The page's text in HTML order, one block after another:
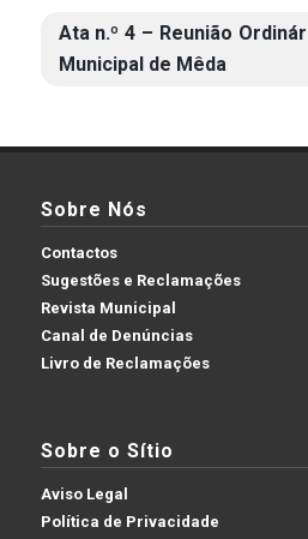
Ata n.º 4 – Reunião
Municipal de Mêda
Sobre Nós
Contactos
Sugestões e Reclamações
Revista Municipal
Canal de Denúncias
Livro de Reclamações
Sobre o Sítio
Aviso Legal
Política de Privacidade